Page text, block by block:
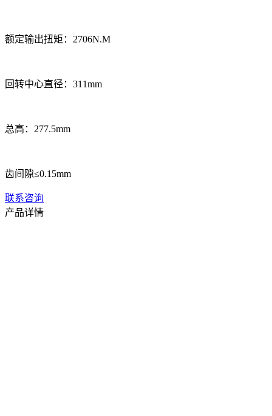
额定输出扭矩：2706N.M
回转中心直径：311mm
总高：277.5mm
齿间隙≤0.15mm
联系咨询
产品详情